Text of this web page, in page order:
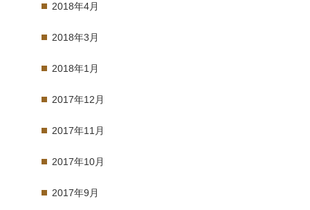
2018年4月
2018年3月
2018年1月
2017年12月
2017年11月
2017年10月
2017年9月